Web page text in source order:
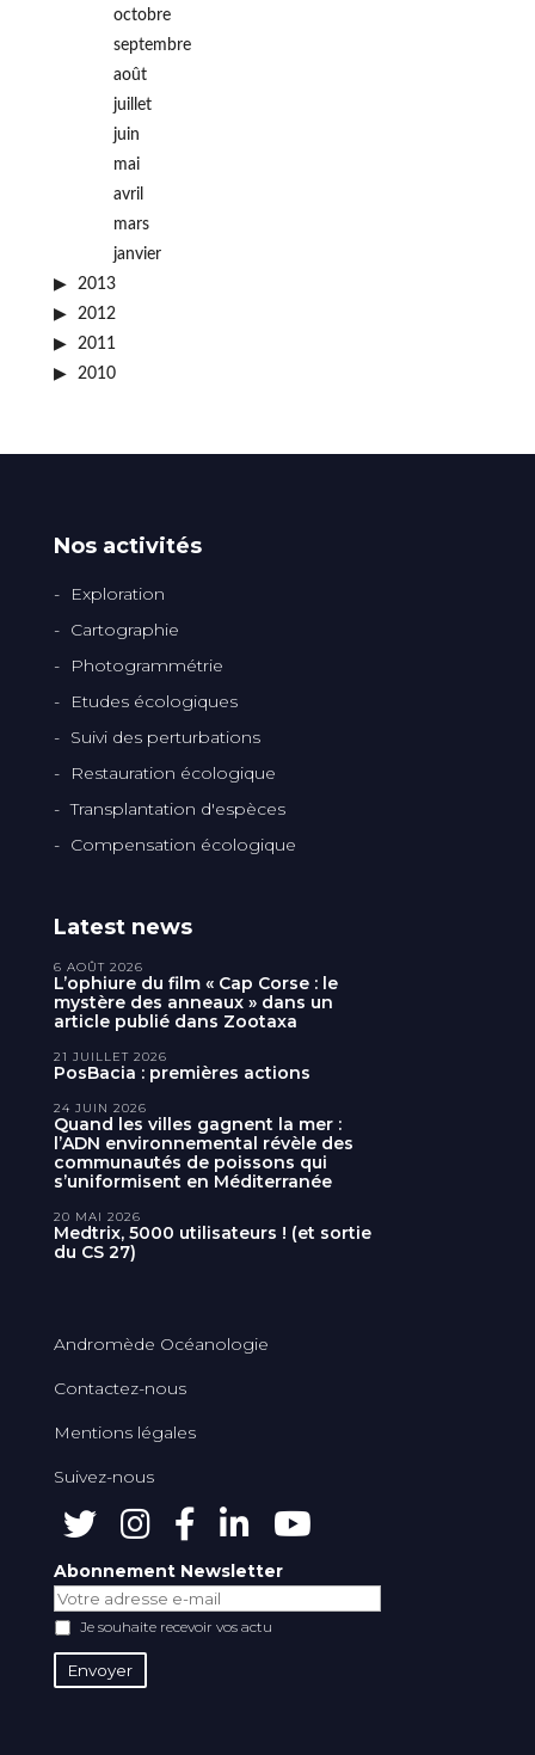
octobre
septembre
août
juillet
juin
mai
avril
mars
janvier
2013
2012
2011
2010
Nos activités
Exploration
Cartographie
Photogrammétrie
Etudes écologiques
Suivi des perturbations
Restauration écologique
Transplantation d'espèces
Compensation écologique
Latest news
L’ophiure du film « Cap Corse : le
mystère des anneaux » dans un
article publié dans Zootaxa
6 AOÛT 2026
PosBacia : premières actions
21 JUILLET 2026
Quand les villes gagnent la mer :
l’ADN environnemental révèle des
communautés de poissons qui
s’uniformisent en Méditerranée
24 JUIN 2026
Medtrix, 5000 utilisateurs ! (et sortie
du CS 27)
20 MAI 2026
Andromède Océanologie
Contactez-nous
Mentions légales
Suivez-nous
Abonnement Newsletter
Je souhaite recevoir vos actu